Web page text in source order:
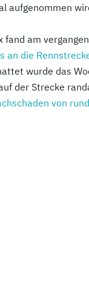
aufgenommen
fand am
an die
wurde das
der Strecke
von